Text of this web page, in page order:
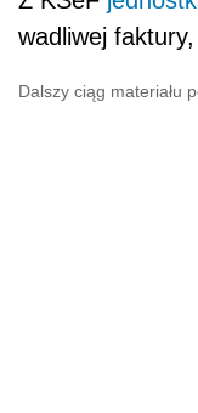
wadliwej
Dalszy ciąg materiału